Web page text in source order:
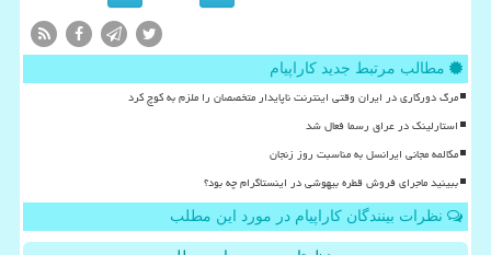
مطالب مرتبط جدید کاراپیام
مرگ دورکاری در ایران وقتی اینترنت ناپایدار متخصصان را ملزم به کوچ کرد
استارلینک در عراق رسما فعال شد
مکالمه مجانی ایرانسل به مناسبت روز زنجان
ببینید ماجرای فروش قطره بیهوشی در اینستاگرام چه بود؟
نظرات بینندگان کاراپیام در مورد این مطلب